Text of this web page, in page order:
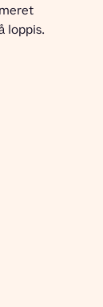
loppis.